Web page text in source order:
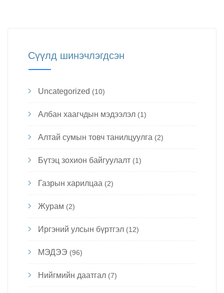
Сүүлд шинэчлэгдсэн
Uncategorized (10)
Албан хаагчдын мэдээлэл (1)
Алтай сумын товч танилцуулга (2)
Бүтэц зохион байгуулалт (1)
Газрын харилцаа (2)
Журам (2)
Иргэний улсын бүртгэл (12)
МЭДЭЭ (96)
Нийгмийн даатгал (7)